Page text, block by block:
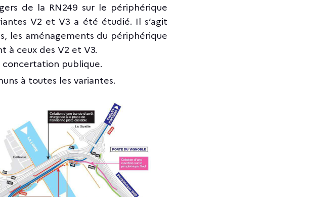
de la RN249 sur le périphérique
V2 et V3 a été étudié. Il s’agit
les aménagements du périphérique
à ceux des V2 et V3.
concertation publique.
à toutes les variantes.